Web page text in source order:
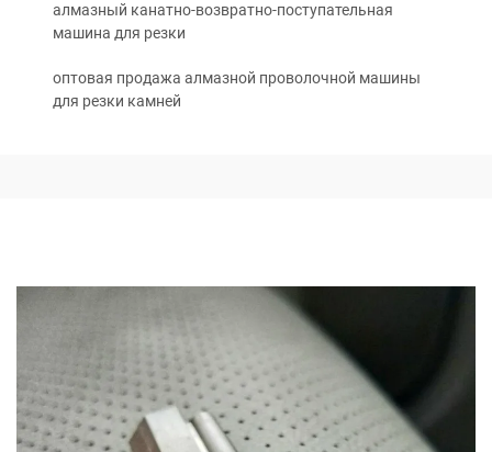
алмазный канатно-возвратно-поступательная
машина для резки
оптовая продажа алмазной проволочной машины
для резки камней